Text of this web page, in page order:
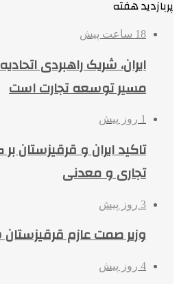
پربازدید هفته
18 ساعت پیش
ایران، شریک راهبردی
مسیر توسعه تجارت است
1 روز پیش
تاکید ایران و
تجاری و معدنی
3 روز پیش
وزیر صمت عازم
4 روز پیش